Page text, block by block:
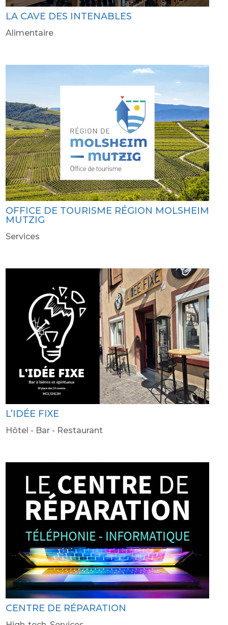
LA CAVE DES INTENABLES
Alimentaire
OFFICE DE TOURISME RÉGION MOLSHEIM
MUTZIG
Services
L’IDÉE FIXE
Hôtel - Bar - Restaurant
CENTRE DE RÉPARATION